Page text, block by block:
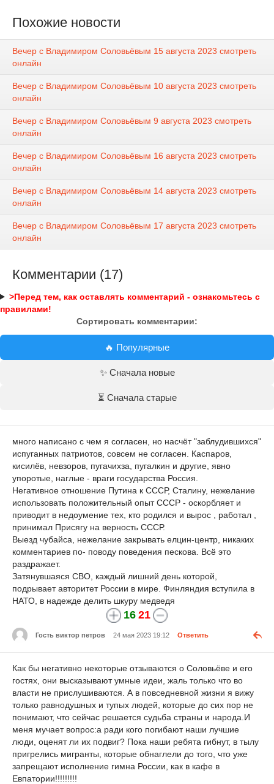
Похожие новости
Вечер с Владимиром Соловьёвым 15 августа 2023 смотреть
онлайн
Вечер с Владимиром Соловьёвым 10 августа 2023 смотреть
онлайн
Вечер с Владимиром Соловьёвым 9 августа 2023 смотреть
онлайн
Вечер с Владимиром Соловьёвым 16 августа 2023 смотреть
онлайн
Вечер с Владимиром Соловьёвым 14 августа 2023 смотреть
онлайн
Вечер с Владимиром Соловьёвым 17 августа 2023 смотреть
онлайн
Комментарии (17)
>Перед тем, как оставлять комментарий - ознакомьтесь с
правилами!
Сортировать комментарии:
🔥 Популярные
✨ Сначала новые
⏳ Сначала старые
много написано с чем я согласен, но насчёт "заблудившихся"
испуганных патриотов, совсем не согласен. Каспаров,
кисилёв, невзоров, пугачихза, пугалкин и другие, явно
упоротые, наглые - враги государства Россия.
Негативное отношение Путина к СССР, Сталину, нежелание
использовать положительный опыт СССР - оскорбляет и
приводит в недоумение тех, кто родился и вырос , работал ,
принимал Присягу на верность СССР.
Выезд чубайса, нежелание закрывать елцин-центр, никаких
комментариев по- поводу поведения пескова. Всё это
раздражает.
Затянувшаяся СВО, каждый лишний день которой,
подрывает авторитет России в мире. Финляндия вступила в
НАТО, в надежде делить шкуру медведя
16 21
Гость виктор петров 24 мая 2023 19:12 Ответить
Как бы негативно некоторые отзываются о Соловьёве и его
гостях, они высказывают умные идеи, жаль только что во
власти не прислушиваются. А в повседневной жизни я вижу
только равнодушных и тупых людей, которые до сих пор не
понимают, что сейчас решается судьба страны и народа.И
меня мучает вопрос:а ради кого погибают наши лучшие
люди, оценят ли их подвиг? Пока наши ребята гибнут, в тылу
пригрелись мигранты, которые обнаглели до того, что уже
запрещают исполнение гимна России, как в кафе в
Евпатории!!!!!!!!!